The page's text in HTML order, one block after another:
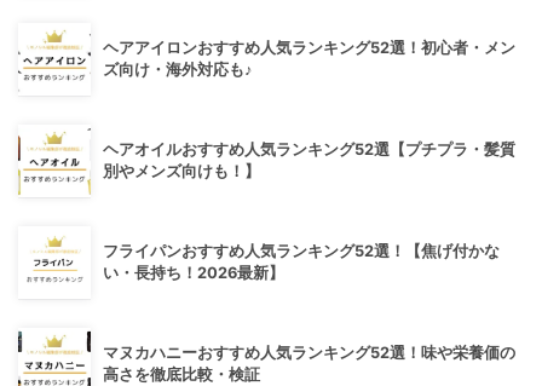
ヘアアイロンおすすめ人気ランキング52選！初心者・メン
ズ向け・海外対応も♪
ヘアオイルおすすめ人気ランキング52選【プチプラ・髪質
別やメンズ向けも！】
フライパンおすすめ人気ランキング52選！【焦げ付かな
い・長持ち！2026最新】
マヌカハニーおすすめ人気ランキング52選！味や栄養価の
高さを徹底比較・検証